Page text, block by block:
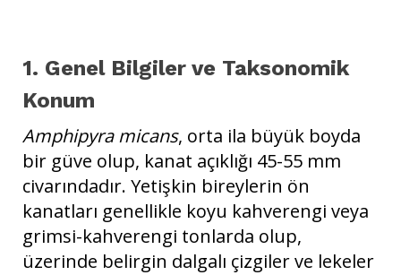
1. Genel Bilgiler ve Taksonomik
Konum
Amphipyra micans, orta ila büyük boyda
bir güve olup, kanat açıklığı 45-55 mm
civarındadır. Yetişkin bireylerin ön
kanatları genellikle koyu kahverengi veya
grimsi-kahverengi tonlarda olup,
üzerinde belirgin dalgalı çizgiler ve lekeler